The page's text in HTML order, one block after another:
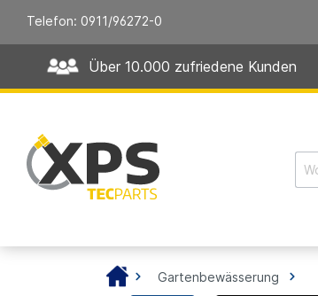
Telefon: 0911/96272-0
Über 10.000 zufriedene Kunden
Gartenbewässerung